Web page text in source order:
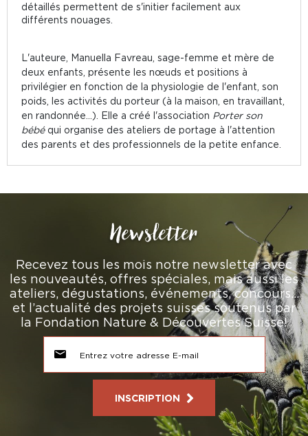
détaillés permettent de s'initier facilement aux
différents nouages.
L'auteure, Manuella Favreau, sage-femme et mère de
deux enfants, présente les nœuds et positions à
privilégier en fonction de la physiologie de l'enfant, son
poids, les activités du porteur (à la maison, en travaillant,
en randonnée...). Elle a créé l'association Porter son
bébéqui organise des ateliers de portage à l'attention
des parents et des professionnels de la petite enfance.
Newsletter
Recevez tous les mois notre newsletter avec
les nouveautés, offres spéciales, mais aussi les
ateliers, dégustations, événements, concours…
et l’actualité des projets suisses soutenus par
la Fondation Nature & Découvertes Suisse!
INSCRIPTION